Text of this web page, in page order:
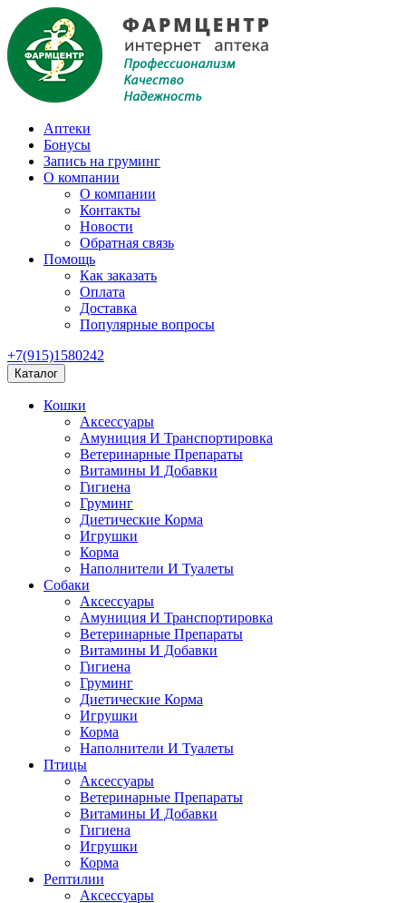
Аптеки
Бонусы
Запись на груминг
О компании
О компании
Контакты
Новости
Обратная связь
Помощь
Как заказать
Оплата
Доставка
Популярные вопросы
+7(915)1580242
Каталог
Кошки
Аксессуары
Амуниция И Транспортировка
Ветеринарные Препараты
Витамины И Добавки
Гигиена
Груминг
Диетические Корма
Игрушки
Корма
Наполнители И Туалеты
Собаки
Аксессуары
Амуниция И Транспортировка
Ветеринарные Препараты
Витамины И Добавки
Гигиена
Груминг
Диетические Корма
Игрушки
Корма
Наполнители И Туалеты
Птицы
Аксессуары
Ветеринарные Препараты
Витамины И Добавки
Гигиена
Игрушки
Корма
Рептилии
Аксессуары